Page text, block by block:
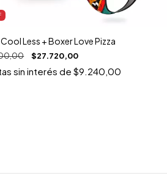
Less + Boxer Love Pizza
$27.720,00
sin interés de$9.240,00